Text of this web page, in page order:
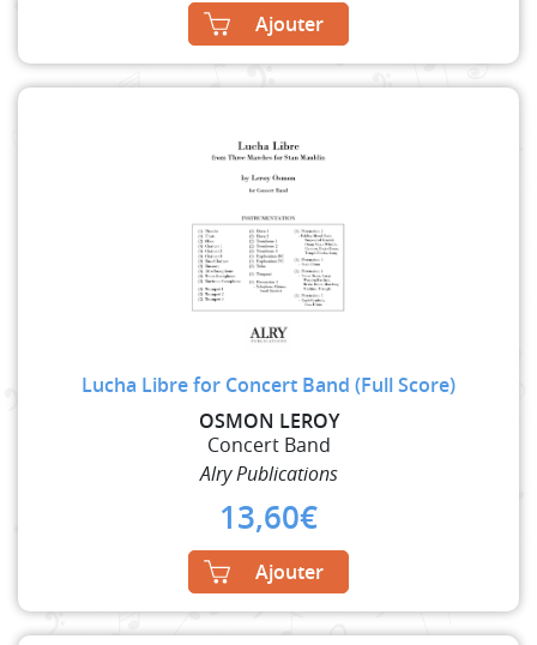
Ajouter
Lucha Libre for Concert Band (Full Score)
OSMON LEROY
Concert Band
Alry Publications
13,60€
Ajouter